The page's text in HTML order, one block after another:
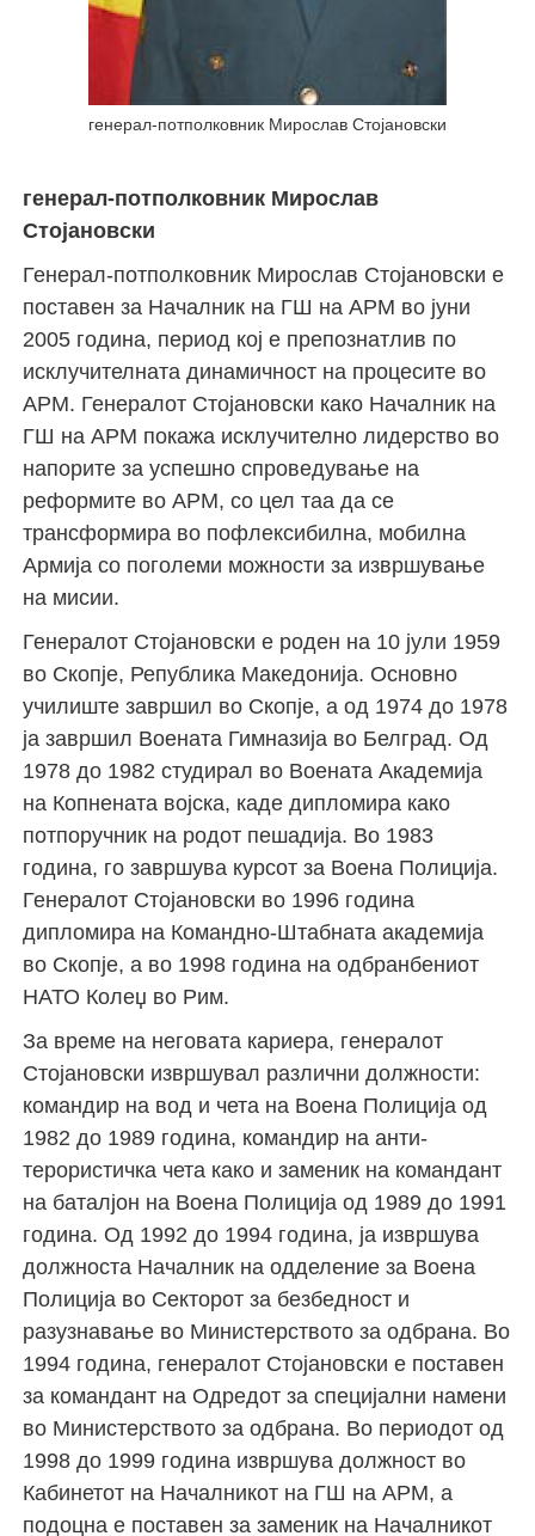
генерал-потполковник Мирослав Стојановски
генерал-потполковник Мирослав
Стојановски
Генерал-потполковник Мирослав Стојановски е
поставен за Началник на ГШ на АРМ во јуни
2005 година, период кој е препознатлив по
исклучителната динамичност на процесите во
АРМ. Генералот Стојановски како Началник на
ГШ на АРМ покажа исклучително лидерство во
напорите за успешно спроведување на
реформите во АРМ, со цел таа да се
трансформира во пофлексибилна, мобилна
Армија со поголеми можности за извршување
на мисии.
Генералот Стојановски е роден на 10 јули 1959
во Скопје, Република Македонија. Основно
училиште завршил во Скопје, а од 1974 до 1978
ја завршил Воената Гимназија во Белград. Од
1978 до 1982 студирал во Воената Академија
на Копнената војска, каде дипломира како
потпоручник на родот пешадија. Во 1983
година, го завршува курсот за Воена Полиција.
Генералот Стојановски во 1996 година
дипломира на Командно-Штабната академија
во Скопје, а во 1998 година на одбранбениот
НАТО Колеџ во Рим.
За време на неговата кариера, генералот
Стојановски извршувал различни должности:
командир на вод и чета на Воена Полиција од
1982 до 1989 година, командир на анти-
терористичка чета како и заменик на командант
на баталјон на Воена Полиција од 1989 до 1991
година. Од 1992 до 1994 година, ја извршува
должноста Началник на одделение за Воена
Полиција во Секторот за безбедност и
разузнавање во Министерството за одбрана. Во
1994 година, генералот Стојановски е поставен
за командант на Одредот за специјални намени
во Министерството за одбрана. Во периодот од
1998 до 1999 година извршува должност во
Кабинетот на Началникот на ГШ на АРМ, а
подоцна е поставен за заменик на Началникот